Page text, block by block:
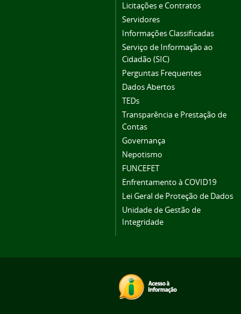
Licitações e Contratos
Servidores
Informações Classificadas
Serviço de Informação ao
Cidadão (SIC)
Perguntas Frequentes
Dados Abertos
TEDs
Transparência e Prestação de
Contas
Governança
Nepotismo
FUNCEFET
Enfrentamento à COVID19
Lei Geral de Proteção de Dados
Unidade de Gestão de
Integridade